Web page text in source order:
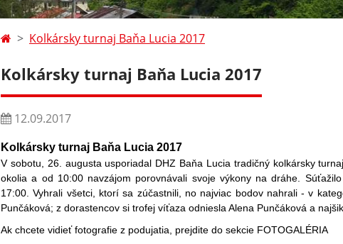
Kolkársky turnaj Baňa Lucia 2017
Kolkársky turnaj Baňa Lucia 2017
12.09.2017
Kolkársky turnaj Baňa Lucia 2017
V sobotu, 26. augusta usporiadal DHZ Baňa Lucia tradičný kolkársky
okolia a od 10:00 navzájom porovnávali svoje výkony na dráhe.
17:00. Vyhrali všetci, ktorí sa zúčastnili, no najviac bodov nahrali - v
Punčáková; z dorastencov si trofej víťaza odniesla Alena Punčáková a
Ak chcete vidieť fotografie z podujatia, prejdite do sekcie FOTOGALÉRIA